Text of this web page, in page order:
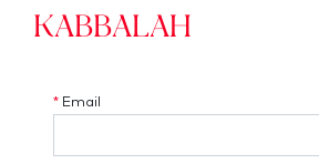
Kabbalah
* Email